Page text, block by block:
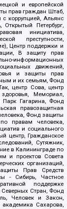
и европейской
прав граждан Штаб,
коррупцией, Альянс
Петербург,
инициатива,
преступности,
Центр поддержки и
В защиту прав
информационных
движений,
и защиты прав
и их семьям, Фонд
центр Сова, центр
Мемориал,
Парк Гагарина, Фонд
правозащитная
Фонд защиты
по правам человека,
и социального
центр, Гражданское
Сутяжник,
в Калининграде по
и проектов Совета
организаций,
Прав Средств
- Сибирь, Частное
поддержке
Стран, Фонд
Человек и Закон,
Сахарова,